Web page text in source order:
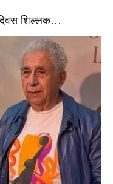
शिल्लक…